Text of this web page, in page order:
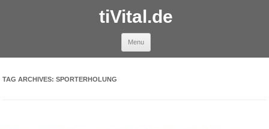
tiVital.de
Menu
TAG ARCHIVES:SPORTERHOLUNG